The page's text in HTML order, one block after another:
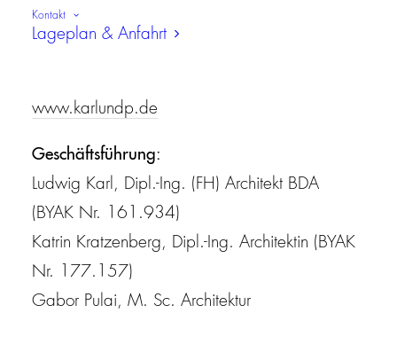
Kontakt
Lageplan & Anfahrt
80336 München
www.karlundp.de
Geschäftsführung:
Ludwig Karl, Dipl.-Ing. (FH) Architekt BDA
(BYAK Nr. 161.934)
Katrin Kratzenberg, Dipl.-Ing. Architektin (BYAK
Nr. 177.157)
Gabor Pulai, M. Sc. Architektur